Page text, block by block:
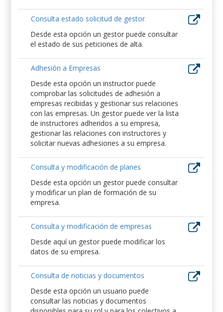
Consulta estado solicitud de gestor
Desde esta opción un gestor puede consultar
el estado de sus peticiones de alta.
Adhesión a Empresas
Desde esta opción un instructor puede
comprobar las solicitudes de adhesión a
empresas recibidas y gestionar sus relaciones
con las empresas. Un gestor puede ver la lista
de instructores adheridos a su empresa,
gestionar las relaciones con instructores y
solicitar nuevas adhesiones a su empresa.
Consulta y modificación de planes
Desde esta opción un gestor puede consultar
y modificar un plan de formación de su
empresa.
Consulta y modificación de empresas
Desde aquí un gestor puede modificar los
datos de su empresa.
Consulta de noticias y documentos
Desde esta opción un usuario puede
consultar las noticias y documentos